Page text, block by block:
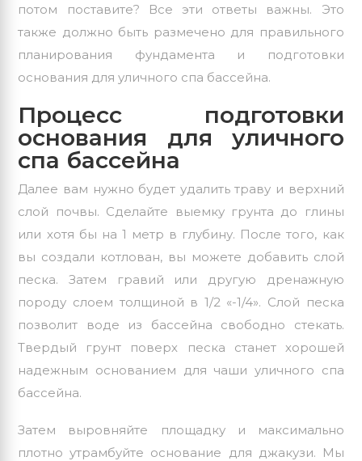
потом поставите? Все эти ответы важны. Это
также должно быть размечено для правильного
планирования фундамента и подготовки
основания для уличного спа бассейна.
Процесс подготовки
основания для уличного
спа бассейна
Далее вам нужно будет удалить траву и верхний
слой почвы. Сделайте выемку грунта до глины
или хотя бы на 1 метр в глубину. После того, как
вы создали котлован, вы можете добавить слой
песка. Затем гравий или другую дренажную
породу слоем толщиной в 1/2 «-1/4». Слой песка
позволит воде из бассейна свободно стекать.
Твердый грунт поверх песка станет хорошей
надежным основанием для чаши уличного спа
бассейна.
Затем выровняйте площадку и максимально
плотно утрамбуйте основание для джакузи. Мы